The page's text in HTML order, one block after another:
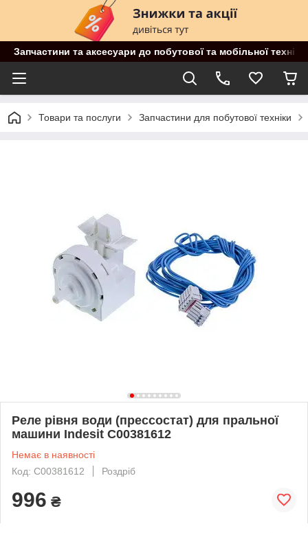
Запчастини та аксесуари до побутової та мобільної
Товари та послуги Запчастини для побутової техніки
Реле рівня води (прессостат) для пральної
машини Indesit C00381612
Немає в наявності
Код: C00381612
Роздріб
996 ₴